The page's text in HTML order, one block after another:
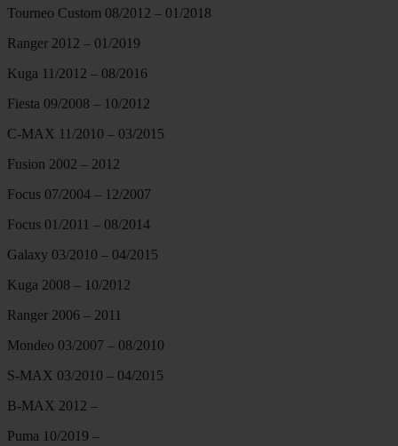
Tourneo Custom 08/2012 – 01/2018
Ranger 2012 – 01/2019
Kuga 11/2012 – 08/2016
Fiesta 09/2008 – 10/2012
C-MAX 11/2010 – 03/2015
Fusion 2002 – 2012
Focus 07/2004 – 12/2007
Focus 01/2011 – 08/2014
Galaxy 03/2010 – 04/2015
Kuga 2008 – 10/2012
Ranger 2006 – 2011
Mondeo 03/2007 – 08/2010
S-MAX 03/2010 – 04/2015
B-MAX 2012 –
Puma 10/2019 –